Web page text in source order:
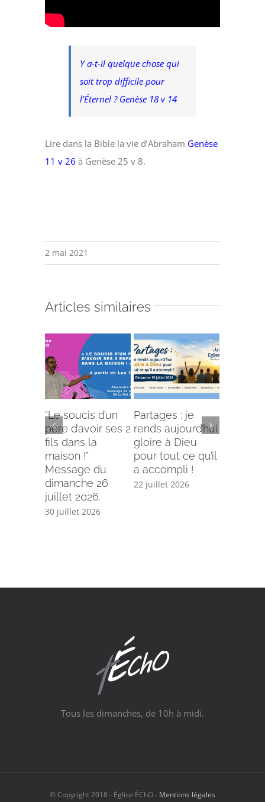
Y a-t-il quelque chose qui
soit trop difficile pour
l’Éternel ? Genèse 18 v 14
Lire dans la Bible la vie d’Abraham Genèse
11 v 26 à Genèse 25 v 8.
2 mai 2021
Articles similaires
“Le soucis d’un
père d’avoir ses 2
fils dans la
maison !”
Message du
dimanche 26
juillet 2026.
30 juillet 2026
Partages : je
rends aujourd’hui
gloire à Dieu
pour tout ce qu’il
a accompli !
22 juillet 2026
Tous les dimanches, de 10h à midi.
© Copyright 2018 - Église ÉChO - Mentions légales